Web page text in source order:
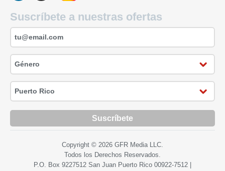
Suscríbete a nuestras ofertas
Suscríbete
Copyright © 2026 GFR Media LLC.
Todos los Derechos Reservados.
P.O. Box 9227512 San Juan Puerto Rico 00922-7512 |